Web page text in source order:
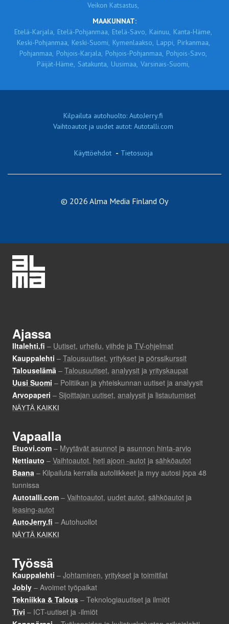
Veikon Katsastus,
MAAKUNNAT:
Etelä-Karjala, Etelä-Pohjanmaa, Etelä-Savo, Kainuu, Kanta-Häme,
Keski-Pohjanmaa, Keski-Suomi, Kymenlaakso, Lappi, Pirkanmaa,
Pohjanmaa, Pohjois-Karjala, Pohjois-Pohjanmaa, Pohjois-Savo,
Päijät-Häme, Satakunta, Uusimaa, Varsinais-Suomi,
Kilpailuta autohuolto: AutoJerry.fi
Vaihtoautot ja uudet autot: Autotalli.com
Käyttöehdot - Tietosuoja
© 2026 Alma Media Finland Oy